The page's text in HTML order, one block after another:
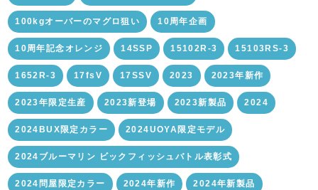
100kgオーバーのマグロ狙い 10周年企画
10周年記念オレンジ 14SSP 15102R-3 15103RS-3
1652R-3 17fsV 17SSV 2023 2023年新作
2023年限定生産 2023新登場 2023新製品 2024
2024BUX限定カラー 2024UOYA限定モデル
2024ブルーマリン ビックフィッシュバトル表彰式
2024問屋限定カラー 2024年新作 2024年新製品